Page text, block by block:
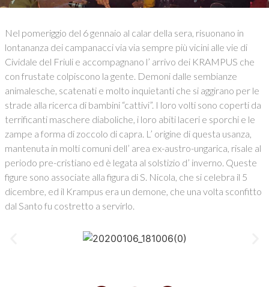
Nel pomeriggio del 6 gennaio al calar della sera, risuonano in
lontananza dei campanacci via via sempre più vicini alle vie di
Cividale del Friuli e accompagnano l’ arrivo dei KRAMPUS che
con frustate colpiscono la gente. Demoni dalle sembianze
animalesche, scatenati e molto inquietanti che si aggirano per le
strade alla ricerca di bambini “cattivi”. I loro volti sono coperti da
terrificanti maschere diaboliche, i loro abiti laceri e sporchi e le
zampe a forma di zoccolo di capra. L’ origine di questa usanza,
mantenuta in molti comuni dell’ area ex-austro-ungarica, risale al
periodo pre-cristiano ed è legata al solstizio d’ inverno. Queste
figure sono associate alla figura di S. Nicola, che si celebra il 5
dicembre, ed il Krampus era un demone, che una volta sconfitto
dal Santo fu costretto a servirlo.